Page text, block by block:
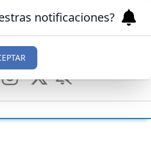
notificaciones?